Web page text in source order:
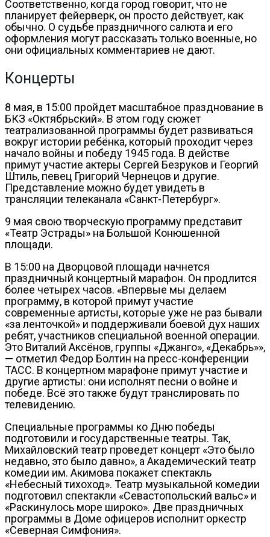
Соответственно, когда город говорит, что не
планирует фейерверк, он просто действует, как
обычно. О судьбе праздничного салюта и его
оформления могут рассказать только военные, но
они официальных комментариев не дают.
Концерты
8 мая, в 15:00 пройдет масштабное празднование в
БКЗ «Октябрьский». В этом году сюжет
театрализованной программы будет развиваться
вокруг истории ребёнка, который проходит через
начало войны и победу 1945 года. В действе
примут участие актеры Сергей Безруков и Георгий
Штиль, певец Григорий Чернецов и другие.
Представление можно будет увидеть в
трансляции телеканала «Санкт-Петербург».
9 мая свою творческую программу представит
«Театр Эстрады» на Большой Конюшенной
площади.
В 15:00 на Дворцовой площади начнется
праздничный концертный марафон. Он продлится
более четырех часов. «Впервые мы делаем
программу, в которой примут участие
современные артисты, которые уже не раз бывали
«за ленточкой» и поддерживали боевой дух наших
ребят, участников специальной военной операции.
Это Виталий Аксёнов, группы «Джанго», «Декабрь»»,
— отметил Федор Болтин на пресс-конференции
ТАСС. В концертном марафоне примут участие и
другие артисты: они исполнят песни о войне и
победе. Всё это также будут транслировать по
телевидению.
Специальные программы ко Дню победы
подготовили и государственные театры. Так,
Михайловский театр проведет концерт «Это было
недавно, это было давно», а Академический театр
комедии им. Акимова покажет спектакль
«Небесный тихоход». Театр музыкальной комедии
подготовил спектакли «Севастопольский вальс» и
«Раскинулось море широко». Две праздничных
программы в Доме офицеров исполнит оркестр
«Северная Симфония».